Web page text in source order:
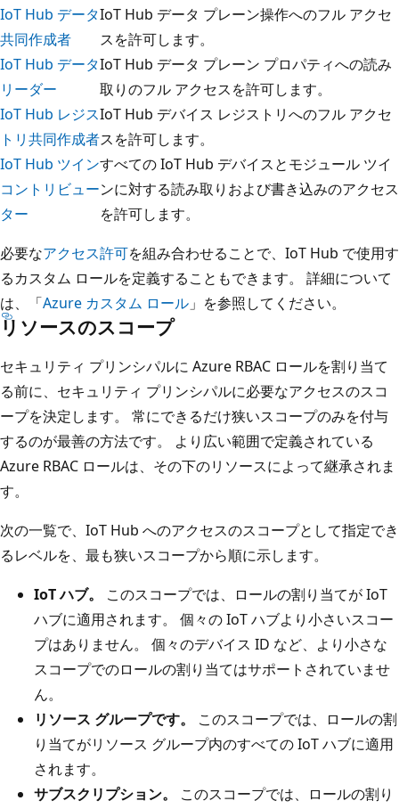
IoT Hub データ
共同作成者
IoT Hub データ プレーン操作へのフル アクセ
スを許可します。
IoT Hub データ
リーダー
IoT Hub データ プレーン プロパティへの読み
取りのフル アクセスを許可します。
IoT Hub レジス
トリ共同作成者
IoT Hub デバイス レジストリへのフル アクセ
スを許可します。
IoT Hub ツイン
コントリビュー
ター
すべての IoT Hub デバイスとモジュール ツイ
ンに対する読み取りおよび書き込みのアクセス
を許可します。
必要なアクセス許可を組み合わせることで、IoT Hub で使用す
るカスタム ロールを定義することもできます。 詳細について
は、「Azure カスタム ロール 」を参照してください。
リソースのスコープ
セキュリティ プリンシパルに Azure RBAC ロールを割り当て
る前に、セキュリティ プリンシパルに必要なアクセスのスコ
ープを決定します。 常にできるだけ狭いスコープのみを付与
するのが最善の方法です。 より広い範囲で定義されている
Azure RBAC ロールは、その下のリソースによって継承されま
す。
次の一覧で、IoT Hub へのアクセスのスコープとして指定でき
るレベルを、最も狭いスコープから順に示します。
IoT ハブ。
このスコープでは、ロールの割り当てが IoT
ハブに適用されます。 個々の IoT ハブより小さいスコー
プはありません。 個々のデバイス ID など、より小さな
スコープでのロールの割り当てはサポートされていませ
ん。
リソース グループです。
このスコープでは、ロールの割
り当てがリソース グループ内のすべての IoT ハブに適用
されます。
サブスクリプション。
このスコープでは、ロールの割り